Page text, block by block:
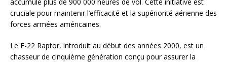
cruciale pour maintenir l’efficacité et la supériorité aérienne des
forces armées américaines.
Le F-22 Raptor, introduit au début des années 2000, est un
chasseur de cinquième génération conçu pour assurer la